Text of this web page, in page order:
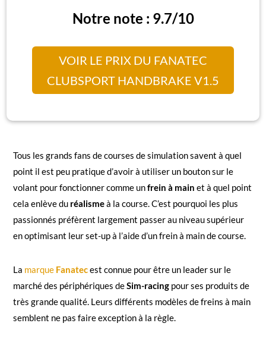
Notre note : 9.7/10
VOIR LE PRIX DU FANATEC
CLUBSPORT HANDBRAKE V1.5
Tous les grands fans de courses de simulation savent à quel
point il est peu pratique d’avoir à utiliser un bouton sur le
volant pour fonctionner comme unfrein à main et à quel point
cela enlève du réalismeà la course. C’est pourquoi les plus
passionnés préfèrent largement passer au niveau supérieur
en optimisant leur set-up à l’aide d’un frein à main de course.
La marque Fanatecest connue pour être un leader sur le
marché des périphériques deSim-racingpour ses produits de
très grande qualité. Leurs différents modèles de freins à main
semblent ne pas faire exception à la règle.